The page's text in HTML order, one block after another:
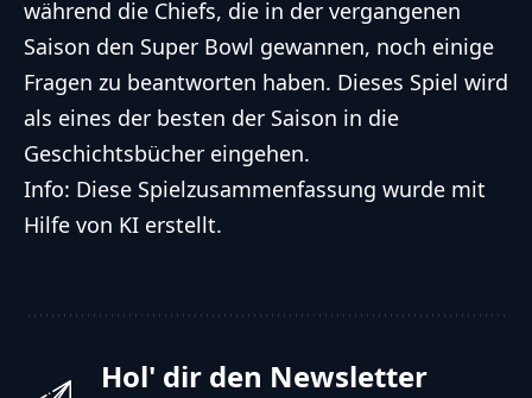
während die Chiefs, die in der vergangenen
Saison den Super Bowl gewannen, noch einige
Fragen zu beantworten haben. Dieses Spiel wird
als eines der besten der Saison in die
Geschichtsbücher eingehen.
Info: Diese Spielzusammenfassung wurde mit
Hilfe von KI erstellt.
Hol' dir den Newsletter